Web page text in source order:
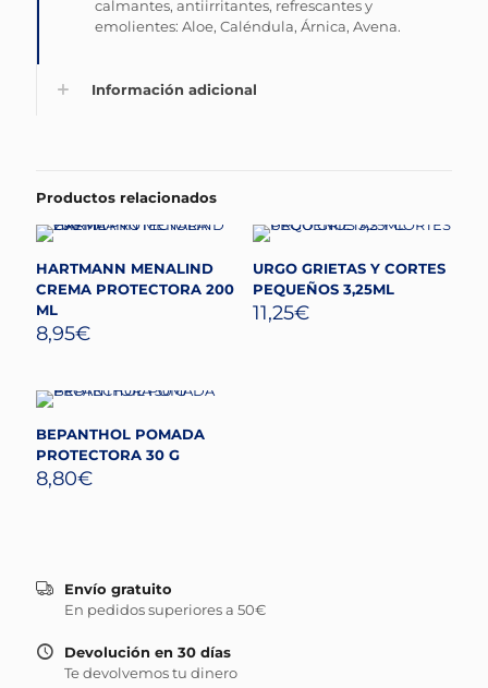
calmantes, antiirritantes, refrescantes y
emolientes: Aloe, Caléndula, Árnica, Avena.
Información adicional
Productos relacionados
HARTMANN MENALIND
CREMA PROTECTORA 200
ML
8,95€
URGO GRIETAS Y CORTES
PEQUEÑOS 3,25ML
11,25€
BEPANTHOL POMADA
PROTECTORA 30 G
8,80€
Envío gratuito
En pedidos superiores a 50€
Devolución en 30 días
Te devolvemos tu dinero